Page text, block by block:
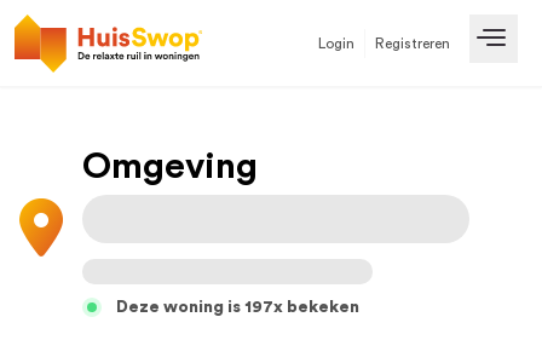
Login Registreren
Omgeving
Deze woning is 197x bekeken